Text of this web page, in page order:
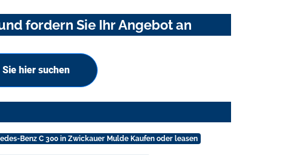
fordern Sie Ihr Angebot an
hier suchen
Benz C 300 in Zwickauer Mulde Kaufen oder leasen